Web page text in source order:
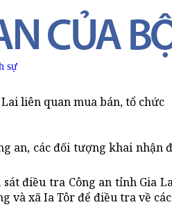
sự
liên quan mua bán, tổ chức
an, các đối tượng khai
sát điều tra Công an tỉnh
và xã Ia Tôr để điều tra về